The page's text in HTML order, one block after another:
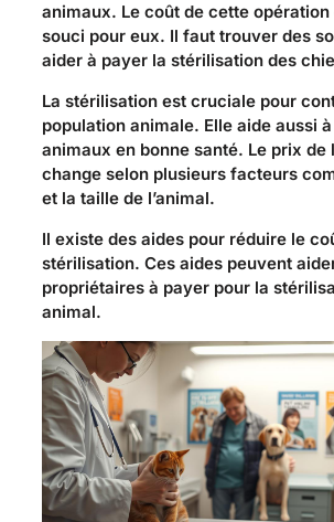
animaux. Le coût de cette opération
souci pour eux. Il faut trouver des
aider à payer la stérilisation des
La stérilisation est cruciale pour
population animale. Elle aide aussi
animaux en bonne santé. Le prix de
change selon plusieurs facteurs
et la taille de l’animal.
Il existe des aides pour réduire le
stérilisation. Ces aides peuvent
propriétaires à payer pour la
animal.